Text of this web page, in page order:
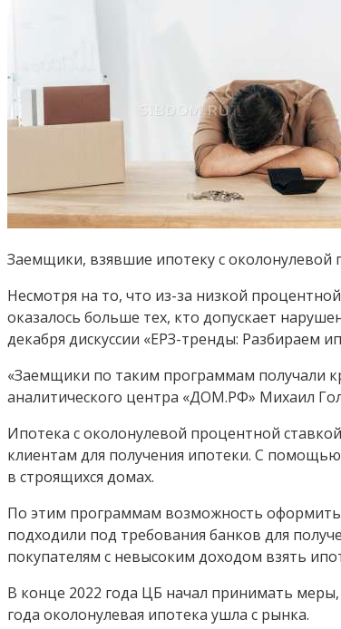
Заемщики, взявшие ипотеку с околонулевой
Несмотря на то, что из-за низкой
оказалось больше тех, кто допускает
декабря дискуссии «ЕРЗ-тренды: Разбираем
«Заемщики по таким программам получали
аналитического центра «ДОМ.РФ» Михаил
Ипотека с околонулевой процентной
клиентам для получения ипотеки. С
в строящихся домах.
По этим программам возможность
подходили под требования банков для
покупателям с невысоким доходом взять
В конце 2022 года ЦБ начал принимать
года околонулевая ипотека ушла с рынка.